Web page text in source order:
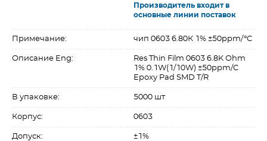
Производитель входит в
основные линии поставок
Примечание: чип 0603 6.80К 1% ±50ppm/°C
Описание Eng:
Res Thin Film 0603 6.8K Ohm
1% 0.1W(1/10W) ±50ppm/C
Epoxy Pad SMD T/R
В упаковке: 5000 шт
Корпус: 0603
Допуск: ±1%